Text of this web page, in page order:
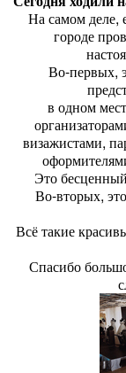
На самом деле,
городе
Во-первых,
в одном
визажистами,
Это
Во-вторых,
Всё такие
Спасибо